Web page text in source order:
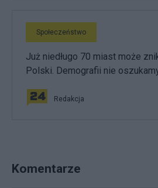
Społeczeństwo
Już niedługo 70 miast może
Polski. Demografii nie
Redakcja
Komentarze